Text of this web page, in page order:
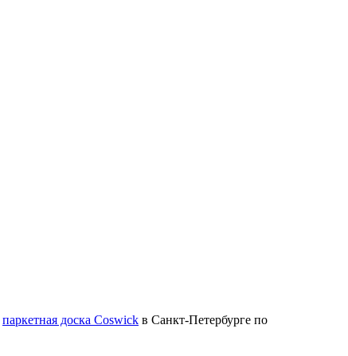
паркетная доска Coswick в Санкт-Петербурге по